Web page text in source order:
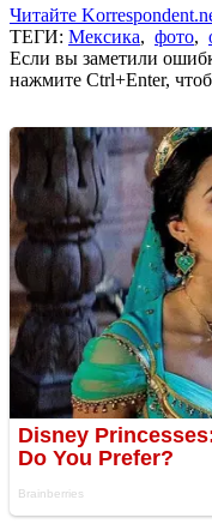
Читайте
ТЕГИ: Мексика, фото,
Если вы заметили
нажмите Ctrl+Enter,